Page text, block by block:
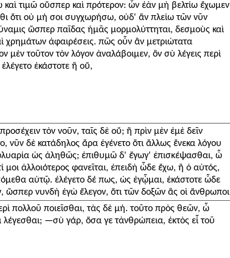
τιμῶ οὕσπερ καὶ πρότερον: ὧν ἐὰν μὴ βελτίω ἔχωμεν
ὅτι οὐ μή σοι συγχωρήσω, οὐδ' ἂν πλείω τῶν νῦν
ὥσπερ παῖδας ἡμᾶς μορμολύττηται, δεσμοὺς καὶ
χρημάτων ἀφαιρέσεις. πῶς οὖν ἂν μετριώτατα
μὲν τοῦτον τὸν λόγον ἀναλάβοιμεν, ὃν σὺ λέγεις περὶ
ἑκάστοτε ἢ οὔ,
τὸν νοῦν, ταῖς δὲ οὔ; ἢ πρὶν μὲν ἐμὲ δεῖν
νῦν δὲ κατάδηλος ἄρα ἐγένετο ὅτι ἄλλως ἕνεκα λόγου
φλυαρία ὡς ἀληθῶς; ἐπιθυμῶ δ' ἔγωγ' ἐπισκέψασθαι, ὦ
μοι ἀλλοιότερος φανεῖται, ἐπειδὴ ὧδε ἔχω, ἢ ὁ αὐτός,
αὐτῷ. ἐλέγετο δέ πως, ὡς ἐγᾦμαι, ἑκάστοτε ὧδε
ὥσπερ νυνδὴ ἐγὼ ἔλεγον, ὅτι τῶν δοξῶν ἃς οἱ ἄνθρωποι
πολλοῦ ποιεῖσθαι, τὰς δὲ μή. τοῦτο πρὸς θεῶν, ὦ
λέγεσθαι; —σὺ γάρ, ὅσα γε τἀνθρώπεια, ἐκτὸς εἶ τοῦ